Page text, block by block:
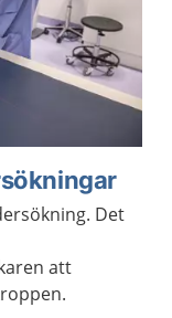
Det
att